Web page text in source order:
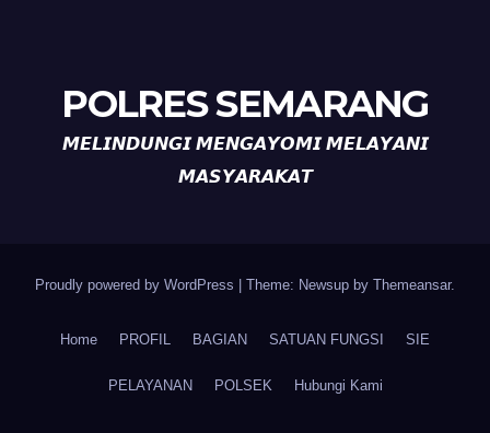
POLRES SEMARANG
𝙈𝙀𝙇𝙄𝙉𝘿𝙐𝙉𝙂𝙄 𝙈𝙀𝙉𝙂𝘼𝙔𝙊𝙈𝙄 𝙈𝙀𝙇𝘼𝙔𝘼𝙉𝙄
𝙈𝘼𝙎𝙔𝘼𝙍𝘼𝙆𝘼𝙏
Proudly powered by WordPress Theme: Newsup by Themeansar.
Home PROFIL BAGIAN SATUAN FUNGSI SIE
PELAYANAN POLSEK Hubungi Kami